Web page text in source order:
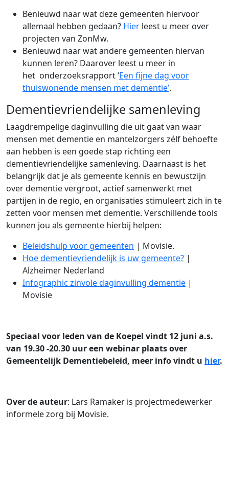
Benieuwd naar wat deze gemeenten hiervoor
allemaal hebben gedaan? Hier leest u meer over
projecten van ZonMw.
Benieuwd naar wat andere gemeenten hiervan
kunnen leren? Daarover leest u meer in
het onderzoeksrapport ‘Een fijne dag voor
thuiswonende mensen met dementie’.
Dementievriendelijke samenleving
Laagdrempelige daginvulling die uit gaat van waar
mensen met dementie en mantelzorgers zélf behoefte
aan hebben is een goede stap richting een
dementievriendelijke samenleving. Daarnaast is het
belangrijk dat je als gemeente kennis en bewustzijn
over dementie vergroot, actief samenwerkt met
partijen in de regio, en organisaties stimuleert zich in te
zetten voor mensen met dementie. Verschillende tools
kunnen jou als gemeente hierbij helpen:
Beleidshulp voor gemeenten | Movisie.
Hoe dementievriendelijk is uw gemeente? |
Alzheimer Nederland
Infographic zinvole daginvulling dementie |
Movisie
Speciaal voor leden van de Koepel vindt 12 juni a.s.
van 19.30 -20.30 uur een webinar plaats over
Gemeentelijk Dementiebeleid, meer info vindt u hier.
Over de auteur: Lars Ramaker is projectmedewerker
informele zorg bij Movisie.